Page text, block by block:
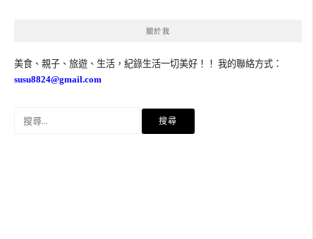
關於我
美食、親子、旅遊、生活，紀錄生活一切美好！！ 我的聯絡方式：
susu8824@gmail.com